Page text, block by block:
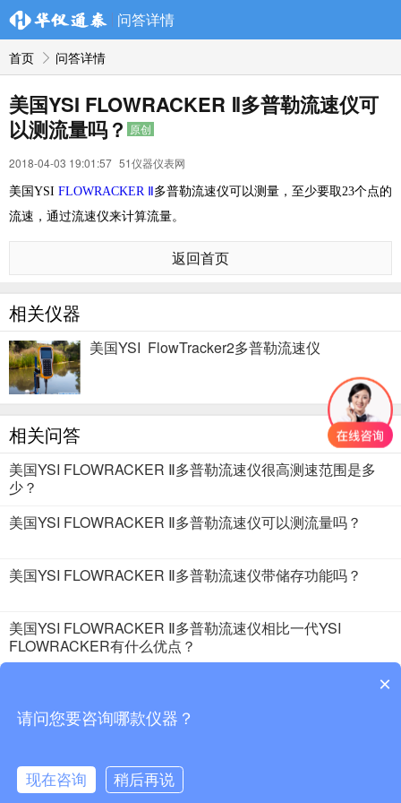
问答详情
首页 问答详情
美国YSI FLOWRACKER Ⅱ多普勒流速仪可
以测流量吗？ 原创
2018-04-03 19:01:57 51仪器仪表网
美国YSI FLOWRACKER Ⅱ 多普勒流速仪可以测量，至少要取23个点的
流速，通过流速仪来计算流量。
返回首页
相关仪器
美国YSI FlowTracker2多普勒流速仪
相关问答
美国YSI FLOWRACKER Ⅱ多普勒流速仪很高测速范围是多
少？
美国YSI FLOWRACKER Ⅱ多普勒流速仪可以测流量吗？
美国YSI FLOWRACKER Ⅱ多普勒流速仪带储存功能吗？
美国YSI FLOWRACKER Ⅱ多普勒流速仪相比一代YSI
FLOWRACKER有什么优点？
美国YSI FLOWRACKER Ⅱ多普勒流速仪的测量精度是多少？
×
请问您要咨询哪款仪器？
现在咨询 稍后再说